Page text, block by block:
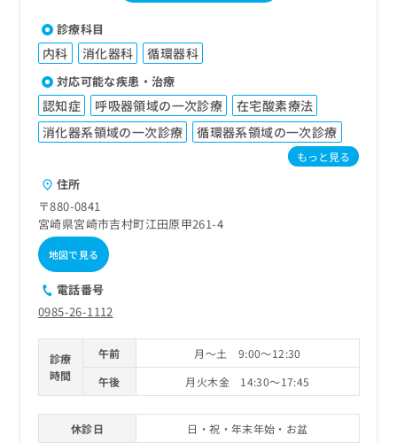
診療科目
内科 消化器科 循環器科
対応可能な疾患・治療
認知症 呼吸器領域の一次診療
在宅酸素療法
消化器系領域の一次診療
循環器系領域の一次診療
もっと見る
住所
〒880-0841
宮崎県宮崎市吉村町江田原甲261-4
地図で見る
電話番号
0985-26-1112
診療
時間
午前
月～土 9:00～12:30
午後
月火木金 14:30～17:45
休診日 日・祝・年末年始・お盆